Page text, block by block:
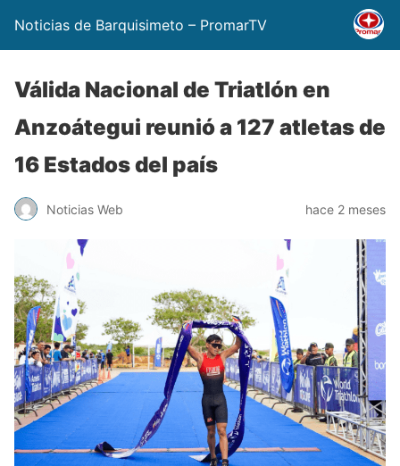
Noticias de Barquisimeto – PromarTV
Válida Nacional de Triatlón en
Anzoátegui reunió a 127 atletas de
16 Estados del país
Noticias Web hace 2 meses